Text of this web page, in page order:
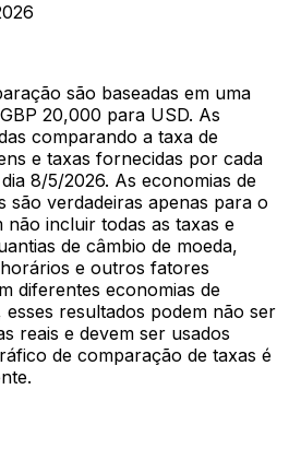
são baseadas em uma
20,000 para USD. As
comparando a taxa de
e taxas fornecidas por cada
8/5/2026. As economias de
são verdadeiras apenas para o
não incluir todas as taxas e
de câmbio de moeda,
e outros fatores
diferentes economias de
resultados podem não ser
reais e devem ser usados
de comparação de taxas é